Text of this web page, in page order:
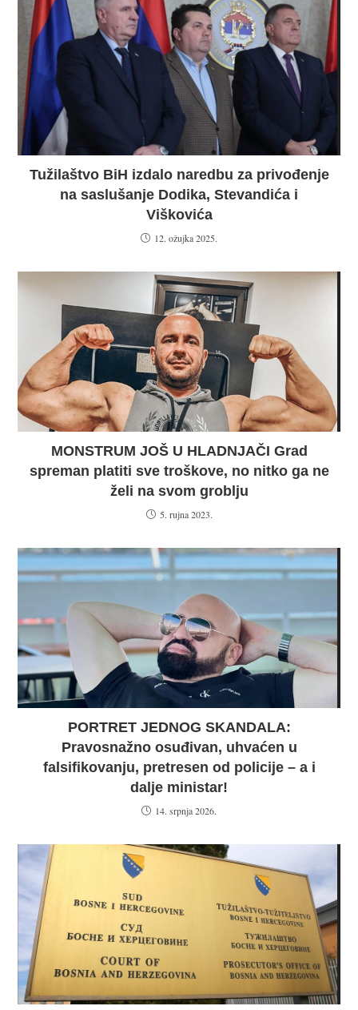
Tužilaštvo BiH izdalo naredbu za privođenje
na saslušanje Dodika, Stevandića i
Viškovića
12. ožujka 2025.
MONSTRUM JOŠ U HLADNJAČI Grad
spreman platiti sve troškove, no nitko ga ne
želi na svom groblju
5. rujna 2023.
PORTRET JEDNOG SKANDALA:
Pravosnažno osuđivan, uhvaćen u
falsifikovanju, pretresen od policije – a i
dalje ministar!
14. srpnja 2026.